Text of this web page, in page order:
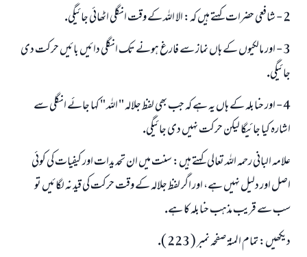
2 - شافعى حضرات كہتے ہيں كہ: الا اللہ كے وقت انگلى اٹھائى جائيگى.
3 - اور مالكيوں كے ہاں نماز سے فارغ ہونے تك انگلى دائيں بائيں حركت دى
جائيگى.
4 - اور حنابلہ كے ہاں يہ ہے كہ جب بھى لفظ جلالہ " اللہ " كہا جائے انگلى سے
اشارہ كيا جائيگا ليكن حركت نہيں دى جائيگى.
علامہ البانى رحمہ اللہ تعالى كہتے ہيں: سنت ميں ان تحديدات اور كيفيات كى كوئى
اصل اور دليل نہيں ہے، اور اگر لفظ جلالہ كے وقت حركت كى قيد نہ لگائيں تو
سب سے قريب مذہب حنابلہ كا ہے.
ديكھيں: تمام المنۃ صفحہ نمبر ( 223 ).